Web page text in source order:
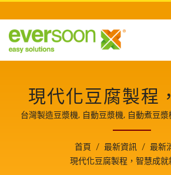
現代化豆腐製程
就新標準
台灣製造豆漿機, 自動豆漿機, 自動煮豆漿
機器設備, 豆浆机, 豆浆机器, 豆漿生產,
產線, 豆漿製造機, 豆漿機, 豆漿機械, 豆
產機, 植物奶機, 小型店面豆漿製造設備,
首頁 / 最新資訊 / 最新
現代化豆腐製程，智慧成就